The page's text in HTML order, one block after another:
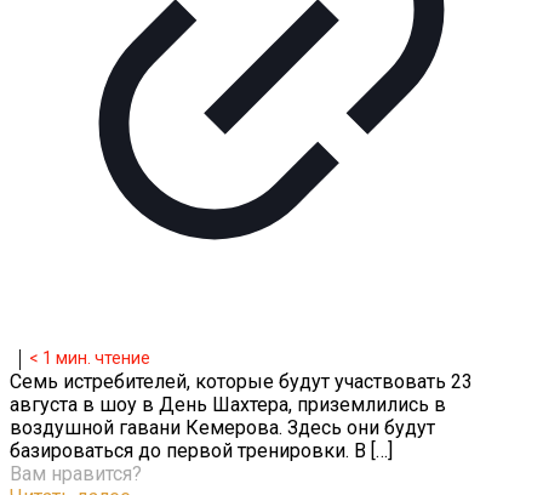
< 1 мин. чтение
Семь истребителей, которые будут участвовать 23
августа в шоу в День Шахтера, приземлились в
воздушной гавани Кемерова. Здесь они будут
базироваться до первой тренировки. В […]
Вам нравится?